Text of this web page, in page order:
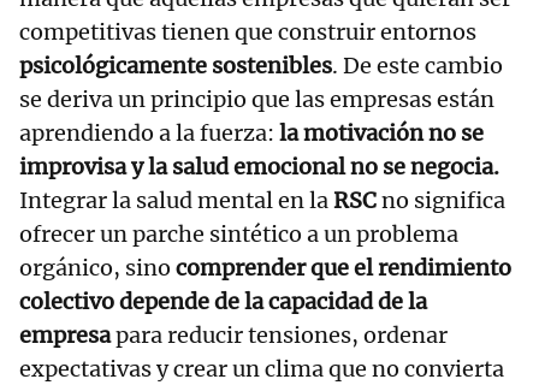
competitivas tienen que construir entornos
psicológicamente sostenibles. De este cambio
se deriva un principio que las empresas están
aprendiendo a la fuerza: la motivación no se
improvisa y la salud emocional no se negocia.
Integrar la salud mental en laRSCno significa
ofrecer un parche sintético a un problema
orgánico, sino comprender que el rendimiento
colectivo depende de la capacidad de la
empresapara reducir tensiones, ordenar
expectativas y crear un clima que no convierta